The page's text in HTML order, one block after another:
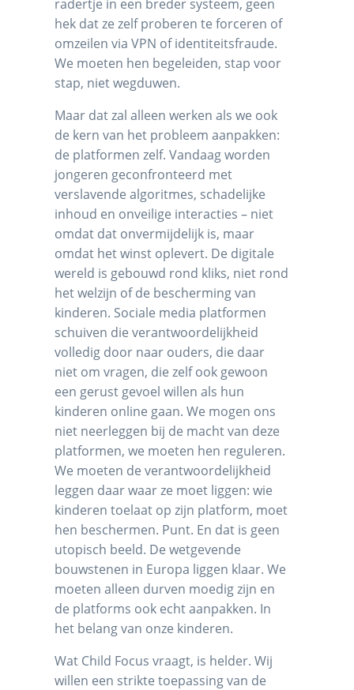
radertje in een breder systeem, geen
hek dat ze zelf proberen te forceren of
omzeilen via VPN of identiteitsfraude.
We moeten hen begeleiden, stap voor
stap, niet wegduwen.
Maar dat zal alleen werken als we ook
de kern van het probleem aanpakken:
de platformen zelf. Vandaag worden
jongeren geconfronteerd met
verslavende algoritmes, schadelijke
inhoud en onveilige interacties – niet
omdat dat onvermijdelijk is, maar
omdat het winst oplevert. De digitale
wereld is gebouwd rond kliks, niet rond
het welzijn of de bescherming van
kinderen. Sociale media platformen
schuiven die verantwoordelijkheid
volledig door naar ouders, die daar
niet om vragen, die zelf ook gewoon
een gerust gevoel willen als hun
kinderen online gaan. We mogen ons
niet neerleggen bij de macht van deze
platformen, we moeten hen reguleren.
We moeten de verantwoordelijkheid
leggen daar waar ze moet liggen: wie
kinderen toelaat op zijn platform, moet
hen beschermen. Punt. En dat is geen
utopisch beeld. De wetgevende
bouwstenen in Europa liggen klaar. We
moeten alleen durven moedig zijn en
de platforms ook echt aanpakken. In
het belang van onze kinderen.
Wat Child Focus vraagt, is helder. Wij
willen een strikte toepassing van de